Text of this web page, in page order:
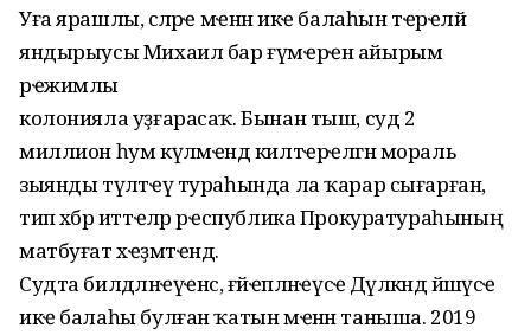
Уға ярашлы, әсәләрҽ мҽнән икҽ балаһын тҽрҽләй
яндырыусы Михаил бар ғүмҽрҽн айырым
рҽжимлы
колонияла уҙғарасаҡ. Бынан тыш, суд 2
миллион һум күләмҽндә килтҽрҽлгән мораль
зыянды түләтҽү тураһында ла ҡарар сығарған,
тип хәбәр иттҽләр рҽспублика Прокуратураһының
матбуғат хҽҙмәтҽндә.
Судта билдәләнҽүҽнсә, ғәйҽпләнҽүсҽ Дәүләкәндә йәшәүсҽ
икҽ балаһы булған ҡатын мҽнән таныша. 2019